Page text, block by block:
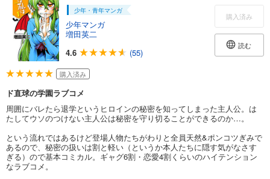
少年・青年マンガ
少年マンガ
増田英二
4.6
(55)
購入済み
読む
購入済み
ド直球の学園ラブコメ
周囲にバレたら退学というヒロインの秘密を知ってしまった主人公。は
たしてウソのつけない主人公は秘密を守り切ることができるのか…。
という流れではあるけど登場人物たちがわりと全員天然&ポンコツぎみで
あるので、秘密の扱いは割と軽い（というか本人たちに隠す気がなさす
ぎる）ので基本コミカル。ギャグ6割・恋愛4割くらいのハイテンション
なラブコメ。